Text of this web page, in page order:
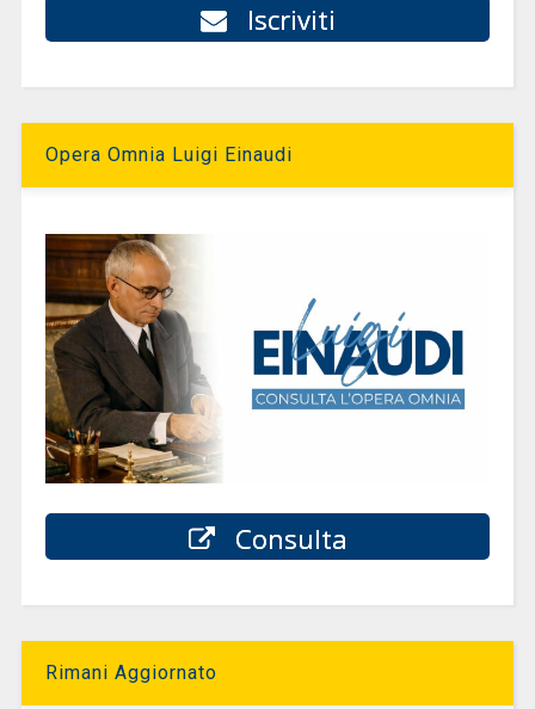
Iscriviti
Opera Omnia Luigi Einaudi
Consulta
Rimani Aggiornato